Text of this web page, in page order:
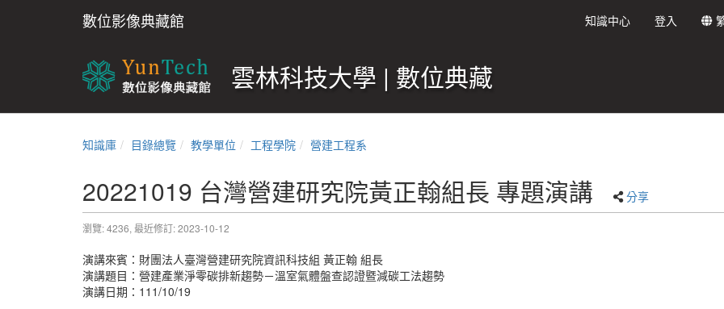
數位影像典藏館 知識中心 登入
雲林科技大學 | 數位典藏
知識庫 目錄總覽 教學單位 工程學院 營建工程系
20221019 台灣營建研究院黃正翰組長 專題演講 分享
瀏覽: 4236, 最近修訂: 2023-10-12
演講來賓：財團法人臺灣營建研究院資訊科技組 黃正翰 組長
演講題目：營建產業淨零碳排新趨勢－溫室氣體盤查認證暨減碳工法趨勢
演講日期：111/10/19